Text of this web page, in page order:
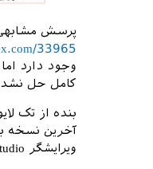
پرسش
33965
وجود دارد
کامل حل
آخرین نسخه
ویرایشگر TeX Studio استفاده می کنم.